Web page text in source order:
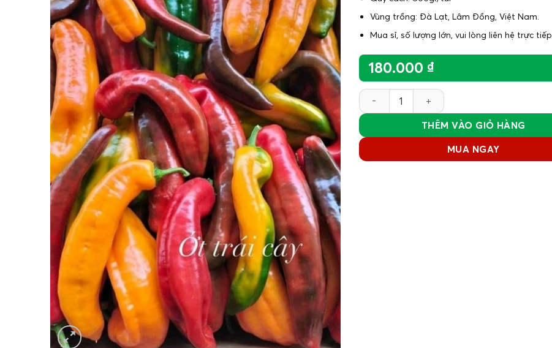
Vùng trồng: Đà Lạt, Lâm Đồng, Việt Nam.
Mua sỉ, số lượng lớn, vui lòng liên hệ trực tiếp
180.000 ₫
Ớt trái cây Sweet Palermo số lượng
THÊM VÀO GIỎ HÀNG
MUA NGAY